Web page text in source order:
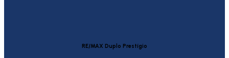
RE/MAX Duplo Prestígio